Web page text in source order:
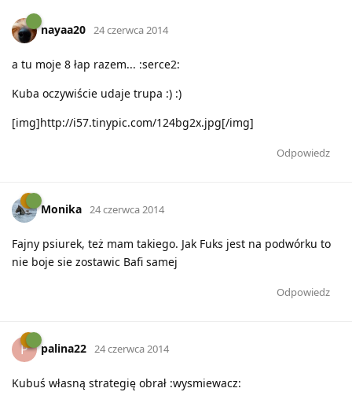
nayaa20 24 czerwca 2014
a tu moje 8 łap razem... :serce2:
Kuba oczywiście udaje trupa :) :)
[img]http://i57.tinypic.com/124bg2x.jpg[/img]
Odpowiedz
Monika 24 czerwca 2014
Fajny psiurek, też mam takiego. Jak Fuks jest na podwórku to
nie boje sie zostawic Bafi samej
Odpowiedz
P palina22 24 czerwca 2014
Kubuś własną strategię obrał :wysmiewacz: